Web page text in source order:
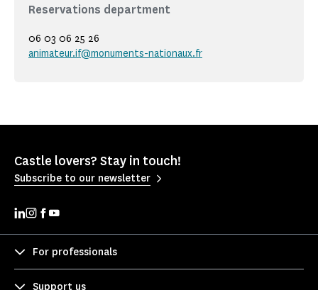
Reservations department
06 03 06 25 26
animateur.if@monuments-nationaux.fr
Castle lovers? Stay in touch!
Subscribe to our newsletter
For professionals
Support us